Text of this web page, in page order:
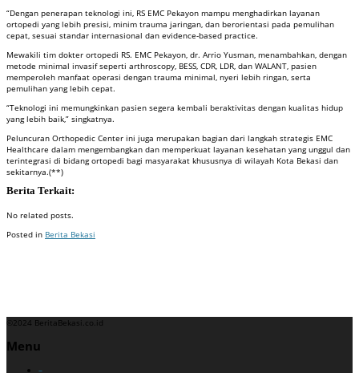
“Dengan penerapan teknologi ini, RS EMC Pekayon mampu menghadirkan layanan
ortopedi yang lebih presisi, minim trauma jaringan, dan berorientasi pada pemulihan
cepat, sesuai standar internasional dan evidence-based practice.
Mewakili tim dokter ortopedi RS. EMC Pekayon, dr. Arrio Yusman, menambahkan, dengan
metode minimal invasif seperti arthroscopy, BESS, CDR, LDR, dan WALANT, pasien
memperoleh manfaat operasi dengan trauma minimal, nyeri lebih ringan, serta
pemulihan yang lebih cepat.
“Teknologi ini memungkinkan pasien segera kembali beraktivitas dengan kualitas hidup
yang lebih baik,” singkatnya.
Peluncuran Orthopedic Center ini juga merupakan bagian dari langkah strategis EMC
Healthcare dalam mengembangkan dan memperkuat layanan kesehatan yang unggul dan
terintegrasi di bidang ortopedi bagi masyarakat khususnya di wilayah Kota Bekasi dan
sekitarnya.(**)
Berita Terkait:
No related posts.
Posted in Berita Bekasi
©2024 BeritaBekasi.co.id
Menu
–